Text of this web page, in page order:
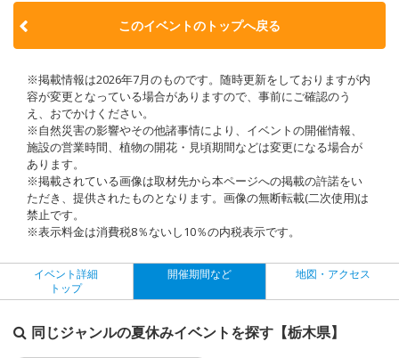
このイベントのトップへ戻る
※掲載情報は2026年7月のものです。随時更新をしておりますが内
容が変更となっている場合がありますので、事前にご確認のう
え、おでかけください。
※自然災害の影響やその他諸事情により、イベントの開催情報、
施設の営業時間、植物の開花・見頃期間などは変更になる場合が
あります。
※掲載されている画像は取材先から本ページへの掲載の許諾をい
ただき、提供されたものとなります。画像の無断転載(二次使用)は
禁止です。
※表示料金は消費税8％ないし10％の内税表示です。
イベント詳細
トップ
開催期間など 地図・アクセス
同じジャンルの夏休みイベントを探す【栃木県】